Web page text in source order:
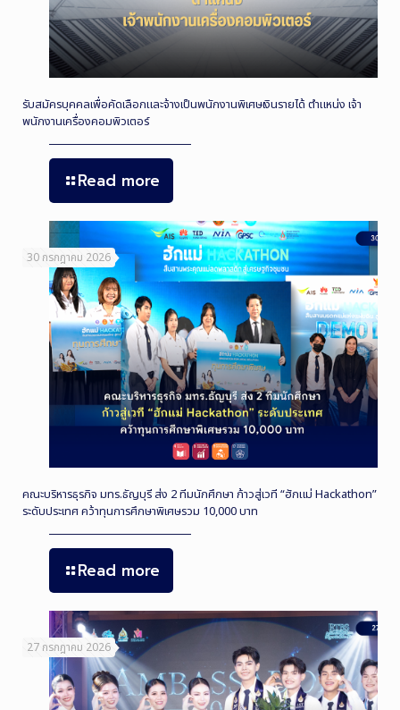
รับสมัครบุคคลเพื่อคัดเลือกและจ้างเป็นพนักงานพิเศษเงินรายได้ ตำแหน่ง เจ้า
พนักงานเครื่องคอมพิวเตอร์
Read more
30 กรกฎาคม 2026
คณะบริหารธุรกิจ มทร.ธัญบุรี ส่ง 2 ทีมนักศึกษา ก้าวสู่เวที “ฮักแม่ Hackathon”
ระดับประเทศ คว้าทุนการศึกษาพิเศษรวม 10,000 บาท
Read more
27 กรกฎาคม 2026